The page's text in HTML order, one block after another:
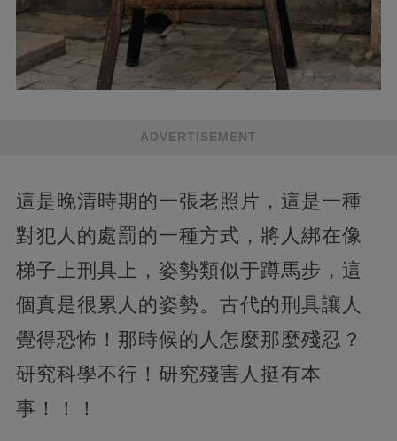
ADVERTISEMENT
這是晚清時期的一張老照片，這是一種
對犯人的處罰的一種方式，將人綁在像
梯子上刑具上，姿勢類似于蹲馬步，這
個真是很累人的姿勢。古代的刑具讓人
覺得恐怖！那時候的人怎麼那麼殘忍？
研究科學不行！研究殘害人挺有本
事！！！